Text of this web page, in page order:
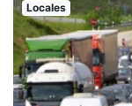
Locales